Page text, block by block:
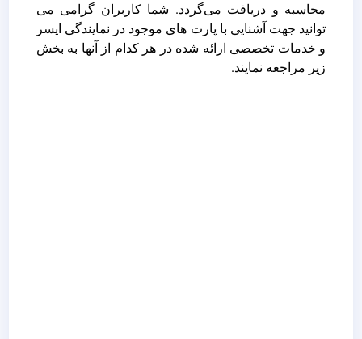
محاسبه و دریافت می‌گردد. شما کاربران گرامی می
توانید جهت آشنایی با پارت های موجود در نمایندگی ایسر
و خدمات تخصصی ارائه شده در هر کدام از آنها به بخش
زیر مراجعه نمایند.